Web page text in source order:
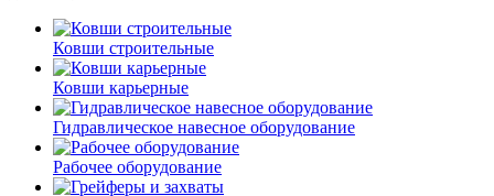
Ковши строительные
Ковши карьерные
Гидравлическое навесное оборудование
Рабочее оборудование